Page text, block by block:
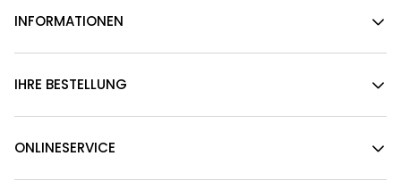
INFORMATIONEN
IHRE BESTELLUNG
ONLINESERVICE